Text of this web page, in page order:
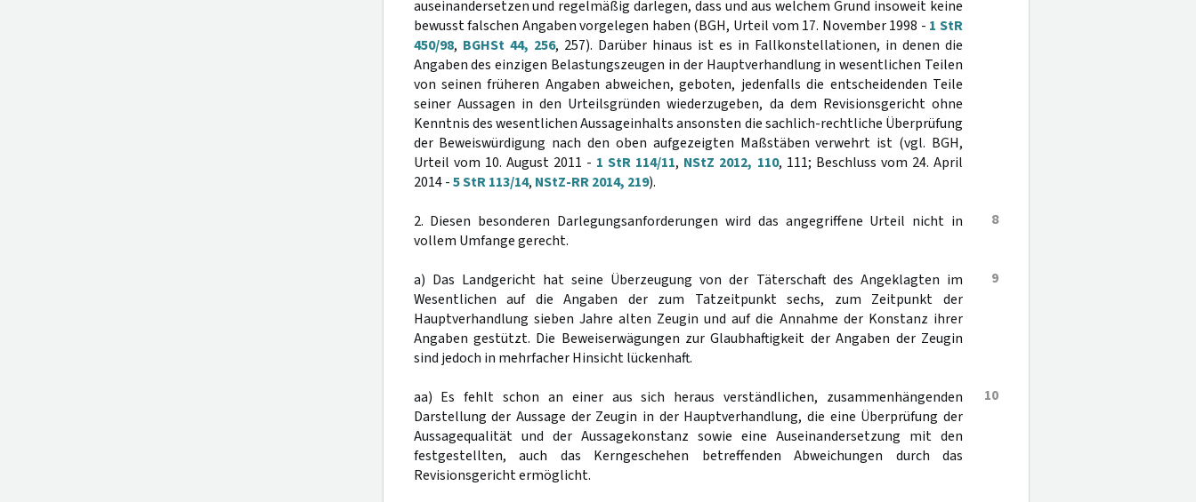
auseinandersetzen und regelmäßig darlegen, dass und aus welchem Grund insoweit keine
bewusst falschen Angaben vorgelegen haben (BGH, Urteil vom 17. November 1998 - 1 StR
450/98, BGHSt 44, 256, 257). Darüber hinaus ist es in Fallkonstellationen, in denen die
Angaben des einzigen Belastungszeugen in der Hauptverhandlung in wesentlichen Teilen
von seinen früheren Angaben abweichen, geboten, jedenfalls die entscheidenden Teile
seiner Aussagen in den Urteilsgründen wiederzugeben, da dem Revisionsgericht ohne
Kenntnis des wesentlichen Aussageinhalts ansonsten die sachlich-rechtliche Überprüfung
der Beweiswürdigung nach den oben aufgezeigten Maßstäben verwehrt ist (vgl. BGH,
Urteil vom 10. August 2011 - 1 StR 114/11, NStZ 2012, 110, 111; Beschluss vom 24. April
2014 -5 StR 113/14, NStZ-RR 2014, 219).
8
2. Diesen besonderen Darlegungsanforderungen wird das angegriffene Urteil nicht in
vollem Umfange gerecht.
9
a) Das Landgericht hat seine Überzeugung von der Täterschaft des Angeklagten im
Wesentlichen auf die Angaben der zum Tatzeitpunkt sechs, zum Zeitpunkt der
Hauptverhandlung sieben Jahre alten Zeugin und auf die Annahme der Konstanz ihrer
Angaben gestützt. Die Beweiserwägungen zur Glaubhaftigkeit der Angaben der Zeugin
sind jedoch in mehrfacher Hinsicht lückenhaft.
10
aa) Es fehlt schon an einer aus sich heraus verständlichen, zusammenhängenden
Darstellung der Aussage der Zeugin in der Hauptverhandlung, die eine Überprüfung der
Aussagequalität und der Aussagekonstanz sowie eine Auseinandersetzung mit den
festgestellten, auch das Kerngeschehen betreffenden Abweichungen durch das
Revisionsgericht ermöglicht.